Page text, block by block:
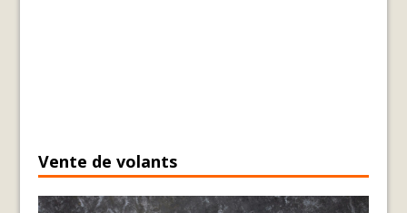
Vente de volants